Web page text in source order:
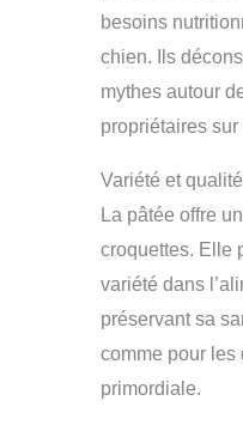
besoins
chien. Ils
mythes autour
propriétaires
Variété et
La pâtée offre
croquettes. Elle
variété dans
préservant sa
comme pour les
primordiale.